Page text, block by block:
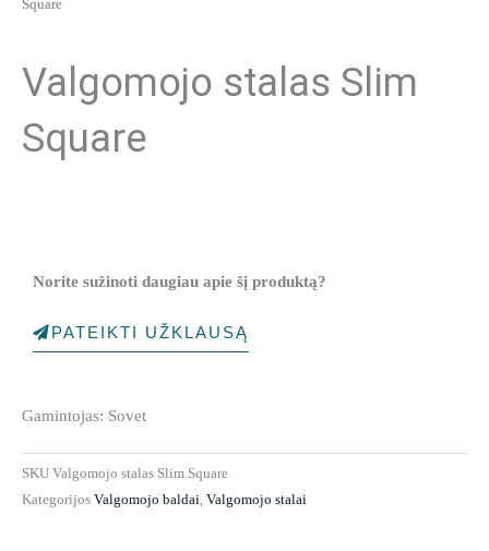
Square
Valgomojo stalas Slim
Square
Norite sužinoti daugiau apie šį produktą?
PATEIKTI UŽKLAUSĄ
Gamintojas: Sovet
SKU Valgomojo stalas Slim Square
Kategorijos Valgomojo baldai, Valgomojo stalai